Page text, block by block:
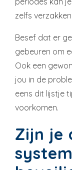
zelfs verzakken.
Besef dat er
gebeuren om
Ook een
jou in de
eens dit lijstje
voorkomen.
Zijn je